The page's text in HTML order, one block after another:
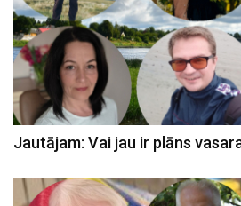
Jautājam: Vai jau ir plāns